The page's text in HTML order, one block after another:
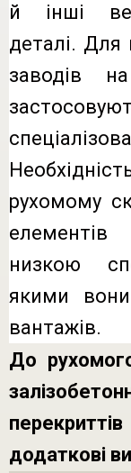
й інші
деталі. Для
заводів
рухомому
елементів
низкою
якими вони
вантажів.
До
додаткові